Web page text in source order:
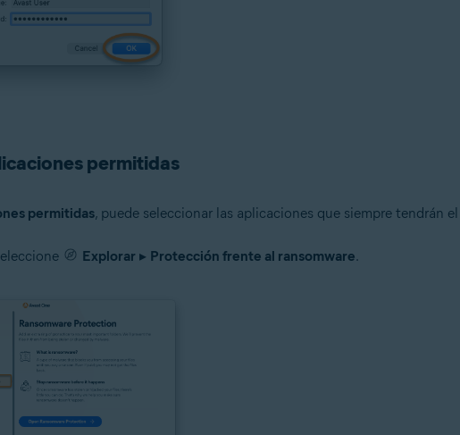
permitidas
permitidas, puede seleccionar las aplicaciones que siempre tendrán
Explorar ▸ Protección frente al ransomware.